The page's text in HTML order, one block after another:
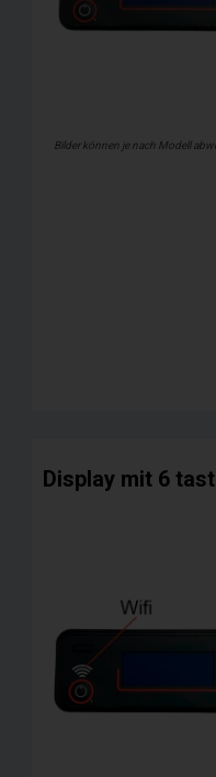
Bilder können je nach Modell
Display mit 6